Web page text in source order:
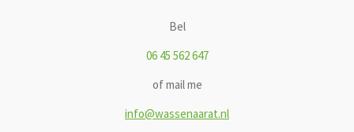
Bel
06 45 562 647
of mail me
info@wassenaarat.nl